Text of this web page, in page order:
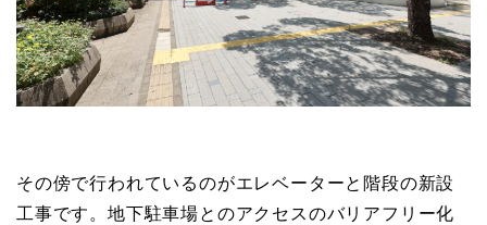
その傍で行われているのがエレベーターと階段の新設
工事です。地下駐車場とのアクセスのバリアフリー化